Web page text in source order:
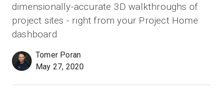
리소스
새로운 사항
문의하기
dimensionally-accurate 3D walkthroughs of
project sites - right from your Project Home
dashboard
Tomer Poran
May 27, 2020